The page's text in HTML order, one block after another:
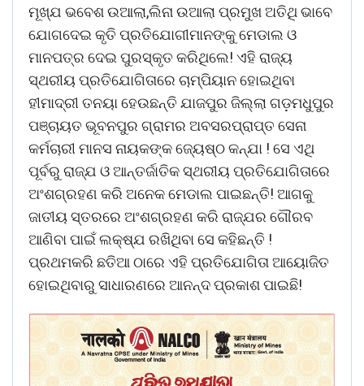
ମୂଖ୍ଯ ଭବେଶ ଉଆଲା,ଲିନା ଉଆଲା ପ୍ରମୁଖ ଅତିଥି ଭାବେ
ଯୋଗଦେଇ କୃତି ପ୍ରତିଯୋଗୀମାନଙ୍କୁ ମେଡାଲ ଓ
ମାନପତ୍ର ଦେଇ ପୁରସ୍କୃତ କରିଥିଲେ! ଏହି ରାଜ୍ୟ
ସ୍ଥରୀୟ ପ୍ରତିଯୋଗିତାରେ ଚାମ୍ପିୟାନ ହୋଇଥିବା
ହୀମାଦ୍ରୀ ତନୟା ହେଉଛନ୍ତି ଯାଜପୁର ଜିଲ୍ଲା ଗଡ଼ମଧୁପୁର
ପଞ୍ଚାୟତ ଭୂବନପୁର ଗ୍ରାମର ଅବସରପ୍ରାପ୍ତ ସେନା
କର୍ମଚାରୀ ମାନସ ନାୟକଙ୍କ ଜ୍ୟେଷ୍ଠ କନ୍ଯା ! ସେ ଏଥି
ପୂର୍ବରୁ ରାଜ୍ଯ ଓ ଆନ୍ତର୍ଜାତିକ ସ୍ଥରୀୟ ପ୍ରତିଯୋଗିତାରେ
ଅଂଶଗ୍ରହଣ କରି ଅନେକ ମେଡାଲ ପାଇଛନ୍ତି! ଆଗକୁ
ଜାତୀୟ ସ୍ତରରେ ଅଂଶଗ୍ରହଣ କରି ରାଜ୍ଯର ଗୌରବ
ଆଣିବା ପାଇଁ ଲକ୍ଷ୍ଯ ରଖିଥିବା ସେ କହିଛନ୍ତି !
ପ୍ରଥମକରି ଛତିଆ ଠାରେ ଏହି ପ୍ରତିଯୋଗିତା ଆୟୋଜିତ
ହୋଇଥିବାରୁ ସାଧାରଣରେ ଆନନ୍ଦ ପ୍ରକାଶ ପାଇଛି!